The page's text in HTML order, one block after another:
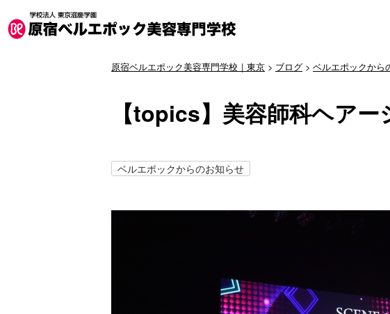
原宿ベルエポック美容専門学校｜東京 > ブログ > ベルエポックから
【topics】美容師科ヘア
ベルエポックからのお知らせ